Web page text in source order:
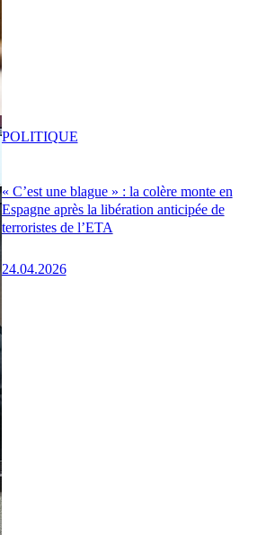
« C’est une blague » : la colère monte en
Espagne après la libération anticipée de
terroristes de l’ETA
24.04.2026
POLITIQUE